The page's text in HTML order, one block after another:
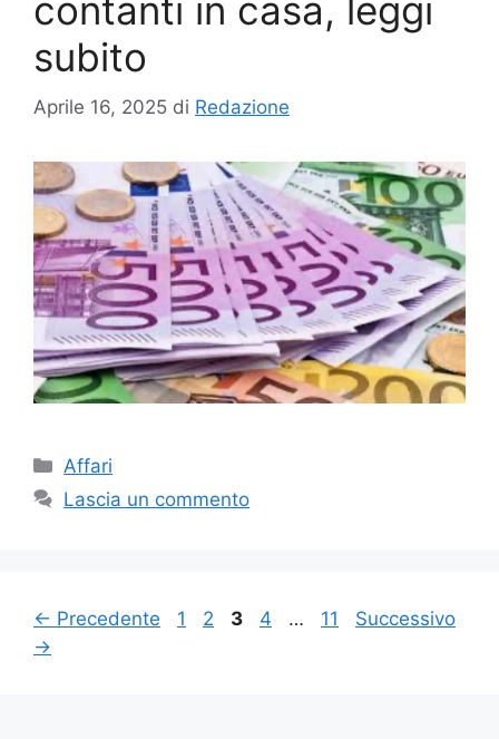
contanti in casa, leggi
subito
Aprile 16, 2025 di Redazione
Categorie
Affari
Lascia un commento
← Precedente Pagina
1 Pagina
2 Pagina
3 Pagina
4 … Pagina
11
Successivo
→